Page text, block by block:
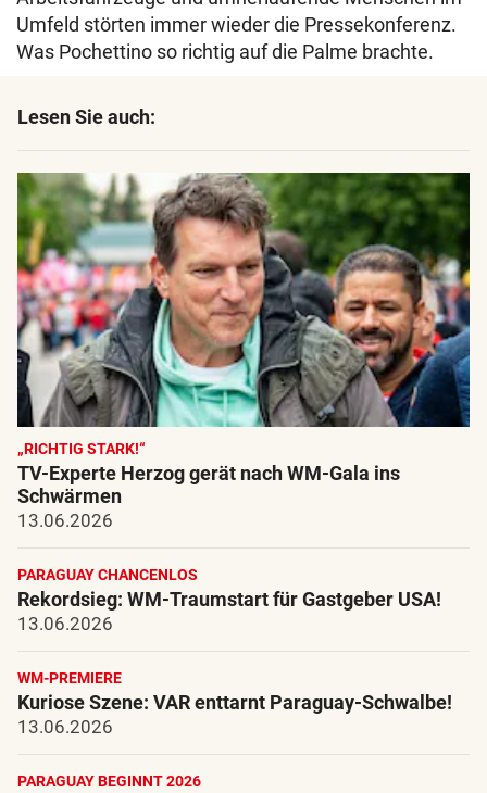
Umfeld störten immer wieder die Pressekonferenz.
Was Pochettino so richtig auf die Palme brachte.
Lesen Sie auch:
„RICHTIG STARK!“
TV-Experte Herzog gerät nach WM-Gala ins
Schwärmen
13.06.2026
PARAGUAY CHANCENLOS
Rekordsieg: WM-Traumstart für Gastgeber USA!
13.06.2026
WM-PREMIERE
Kuriose Szene: VAR enttarnt Paraguay-Schwalbe!
13.06.2026
PARAGUAY BEGINNT 2026